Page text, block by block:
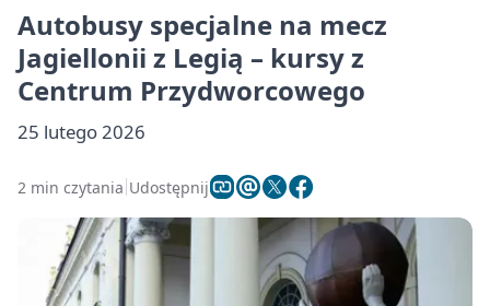
Autobusy specjalne na mecz
Jagiellonii z Legią – kursy z
Centrum Przydworcowego
25 lutego 2026
2 min czytania Udostępnij